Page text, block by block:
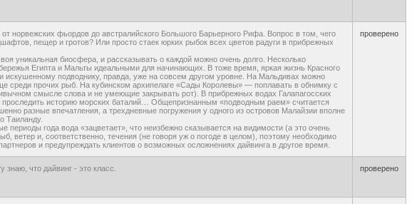
норвежских фьордов до австралийского Большого Барьерного Рифа. Вопрос в том, чего
пещер и гротов? Или просто стаек юрких рыбок всех цветов радуги в прибрежных
уникальная биосфера, и рассказывать о каждой можно очень долго. Несколько
Египта и Мальты идеальными для начинающих. В тоже время, яркая жизнь Красного
подводнику, правда, уже на совсем другом уровне. На Мальдивах можно
среди прочих рыб. На кубинском архипелаге «Сады Королевы» — поплавать в обнимку с
смысле слова и не умеющие закрывать рот). В прибрежных водах Галапагосских
историю морских баталий… Общепризнанным «подводным раем» считается
разные впечатления, а трехдневные погружения у одного из островов Малайзии вполне
Таиланду.
периоды года вода «зацветает», что неизбежно сказывается на видимости (а это очень
ветер и, соответственно, течения (не говоря уж о погоде в целом), поэтому необходимо
и предупреждать клиентов о возможных осложнениях дайвинга в другое время.
проверено
что дайвинг - это класс. проверено